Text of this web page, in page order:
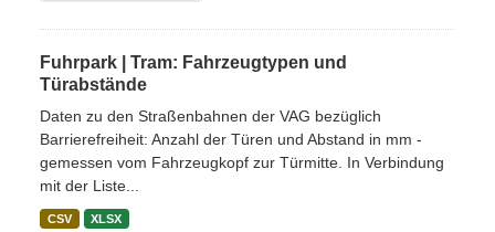
Fuhrpark | Tram: Fahrzeugtypen und
Türabstände
Daten zu den Straßenbahnen der VAG bezüglich
Barrierefreiheit: Anzahl der Türen und Abstand in mm -
gemessen vom Fahrzeugkopf zur Türmitte. In Verbindung
mit der Liste...
CSV XLSX